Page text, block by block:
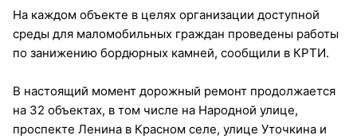
На каждом объекте в целях организации доступной
среды для маломобильных граждан проведены работы
по занижению бордюрных камней, сообщили в КРТИ.
В настоящий момент дорожный ремонт продолжается
на 32 объектах, в том числе на Народной улице,
проспекте Ленина в Красном селе, улице Уточкина и